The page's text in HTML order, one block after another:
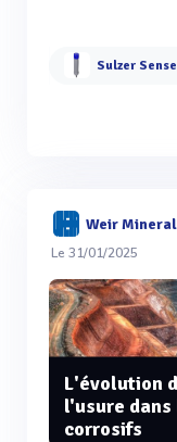
Sulzer Sense
Weir
Le 31/01/2025
L'évolution
l'usure
corrosifs